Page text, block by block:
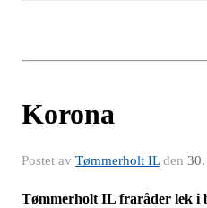
Korona
Postet av Tømmerholt ILden
Tømmerholt IL fraråder lek i